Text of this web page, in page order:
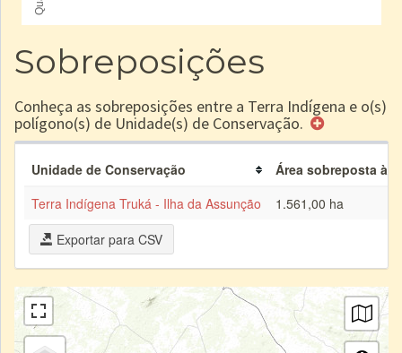
Sobreposições
Conheça as sobreposições entre a Terra Indígena e o(s)
polígono(s) de Unidade(s) de Conservação.
Unidade de Conservação
Área sobreposta à
Terra Indígena Truká - Ilha da Assunção
1.561,00 ha
Exportar para CSV